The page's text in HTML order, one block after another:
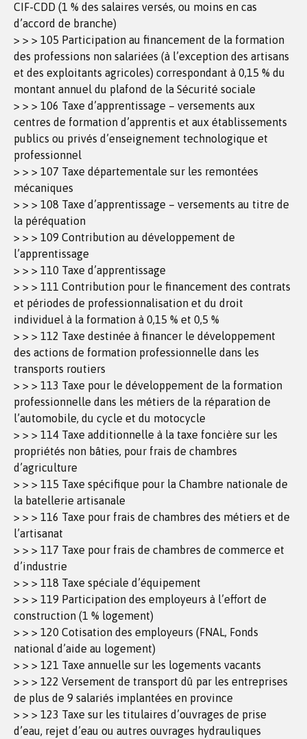
CIF-CDD (1 % des salaires versés, ou moins en cas
d’accord de branche)
> > > 105 Participation au financement de la formation
des professions non salariées (à l’exception des artisans
et des exploitants agricoles) correspondant à 0,15 % du
montant annuel du plafond de la Sécurité sociale
> > > 106 Taxe d’apprentissage – versements aux
centres de formation d’apprentis et aux établissements
publics ou privés d’enseignement technologique et
professionnel
> > > 107 Taxe départementale sur les remontées
mécaniques
> > > 108 Taxe d’apprentissage – versements au titre de
la péréquation
> > > 109 Contribution au développement de
l’apprentissage
> > > 110 Taxe d’apprentissage
> > > 111 Contribution pour le financement des contrats
et périodes de professionnalisation et du droit
individuel à la formation à 0,15 % et 0,5 %
> > > 112 Taxe destinée à financer le développement
des actions de formation professionnelle dans les
transports routiers
> > > 113 Taxe pour le développement de la formation
professionnelle dans les métiers de la réparation de
l’automobile, du cycle et du motocycle
> > > 114 Taxe additionnelle à la taxe foncière sur les
propriétés non bâties, pour frais de chambres
d’agriculture
> > > 115 Taxe spécifique pour la Chambre nationale de
la batellerie artisanale
> > > 116 Taxe pour frais de chambres des métiers et de
l’artisanat
> > > 117 Taxe pour frais de chambres de commerce et
d’industrie
> > > 118 Taxe spéciale d’équipement
> > > 119 Participation des employeurs à l’effort de
construction (1 % logement)
> > > 120 Cotisation des employeurs (FNAL, Fonds
national d’aide au logement)
> > > 121 Taxe annuelle sur les logements vacants
> > > 122 Versement de transport dû par les entreprises
de plus de 9 salariés implantées en province
> > > 123 Taxe sur les titulaires d’ouvrages de prise
d’eau, rejet d’eau ou autres ouvrages hydrauliques